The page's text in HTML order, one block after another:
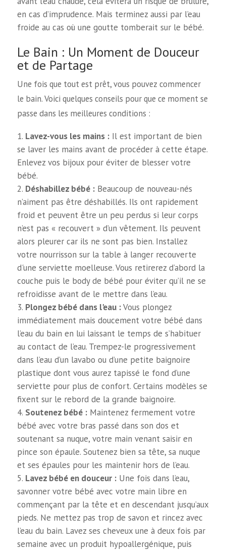
en cas d’imprudence. Mais terminez aussi par l’eau
froide au cas où une goutte tomberait sur le bébé.
Le Bain : Un Moment de Douceur
et de Partage
Une fois que tout est prêt, vous pouvez commencer
le bain. Voici quelques conseils pour que ce moment se
passe dans les meilleures conditions :
Lavez-vous les mains :Il est important de bien
se laver les mains avant de procéder à cette étape.
Enlevez vos bijoux pour éviter de blesser votre
bébé.
Déshabillez bébé :Beaucoup de nouveau-nés
n’aiment pas être déshabillés. Ils ont rapidement
froid et peuvent être un peu perdus si leur corps
n’est pas « recouvert » d’un vêtement. Ils peuvent
alors pleurer car ils ne sont pas bien. Installez
votre nourrisson sur la table à langer recouverte
d'une serviette moelleuse. Vous retirerez d’abord la
couche puis le body de bébé pour éviter qu’il ne se
refroidisse avant de le mettre dans l’eau.
Plongez bébé dans l'eau :Vous plongez
immédiatement mais doucement votre bébé dans
l’eau du bain en lui laissant le temps de s’habituer
au contact de l’eau. Trempez-le progressivement
dans l’eau d’un lavabo ou d’une petite baignoire
plastique dont vous aurez tapissé le fond d’une
serviette pour plus de confort. Certains modèles se
fixent sur le rebord de la grande baignoire.
Soutenez bébé :Maintenez fermement votre
bébé avec votre bras passé dans son dos et
soutenant sa nuque, votre main venant saisir en
pince son épaule. Soutenez bien sa tête, sa nuque
et ses épaules pour les maintenir hors de l’eau.
Lavez bébé en douceur :Une fois dans l’eau,
savonner votre bébé avec votre main libre en
commençant par la tête et en descendant jusqu’aux
pieds. Ne mettez pas trop de savon et rincez avec
l’eau du bain. Lavez ses cheveux une à deux fois par
semaine avec un produit hypoallergénique, puis